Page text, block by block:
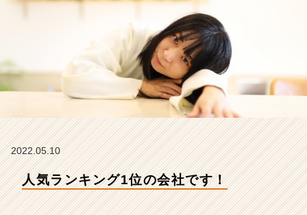
タ
ラ
イ
ン】
ン
成
長
2022.05.10
人気ランキング1位の会社です！